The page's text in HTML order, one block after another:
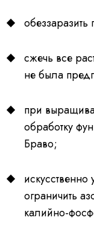
обеззаразить
сжечь все
не была
при
обработку
Браво;
ограничить
калийно-